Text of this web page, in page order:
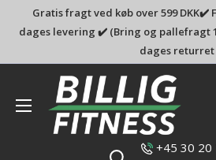
Gratis fragt ved køb over 599 DKK✔️
dages levering ✔️ (Bring og pallefragt
dages returret
Billig-
fitness.dk
+45 30 20